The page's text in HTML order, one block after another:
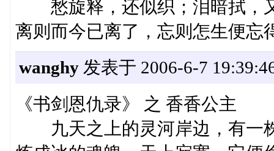
愁旋释，还似织；泪暗拭，
离则而今已离了，忘则怎生便忘
wanghy发表于 2006-6-7
《书剑恩仇录》 之 香香公主
九天之上的灵河岸边，有一